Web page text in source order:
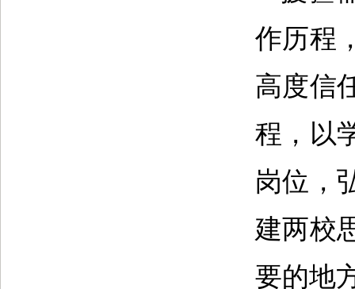
作历程
高度信
程，以
岗位，
建两校
要的地